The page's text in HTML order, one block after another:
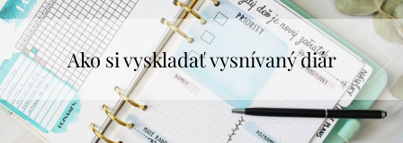
Ako si vyskladať vysnívaný diár
Novinky pre fanúšikov diárov a
zapisovania. Zo zákulisia…